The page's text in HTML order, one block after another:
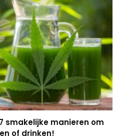
smakelijke manieren om
of drinken!